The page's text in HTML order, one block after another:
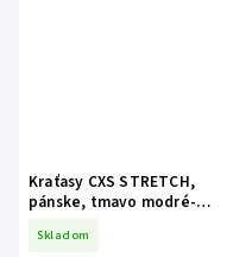
Kraťasy CXS STRETCH,
pánske, tmavo modré-
Skladom